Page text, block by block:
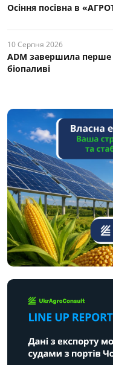
Осіння посівна в
10 Серпня 2026
ADM завершила перше
біопаливі